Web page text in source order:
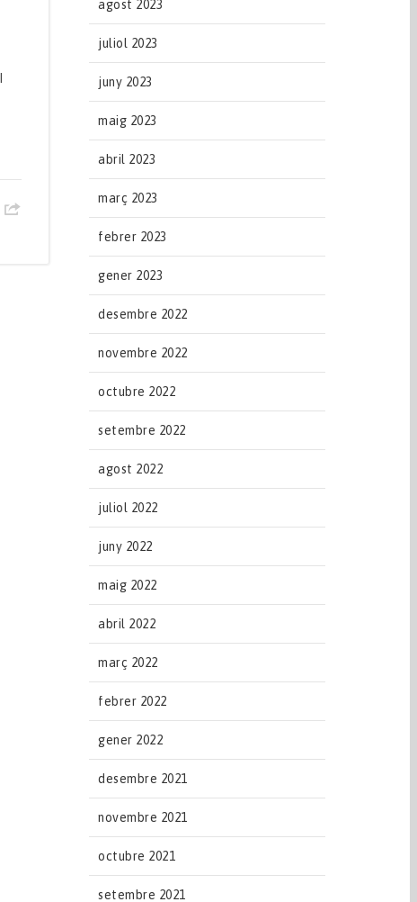
agost 2023
juliol 2023
juny 2023
maig 2023
abril 2023
març 2023
febrer 2023
gener 2023
desembre 2022
novembre 2022
octubre 2022
setembre 2022
agost 2022
juliol 2022
juny 2022
maig 2022
abril 2022
març 2022
febrer 2022
gener 2022
desembre 2021
novembre 2021
octubre 2021
setembre 2021